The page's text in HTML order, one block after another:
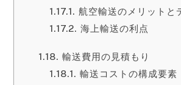
航空輸送のメリットと
海上輸送の利点
輸送費用の見積もり
輸送コストの構成要素